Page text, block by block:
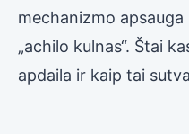
mechanizmo
„achilo kulnas“. Štai
apdaila ir kaip tai